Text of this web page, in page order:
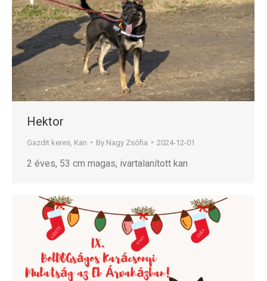
Hektor
Gazdit keres Kan By Nagy Zsófia 2024-12-01
2 éves, 53 cm magas, ivartalanított kan